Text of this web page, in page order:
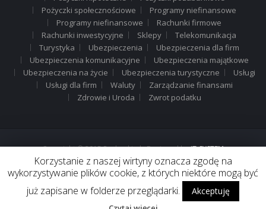
Pożyczki społecznościowe
Programy niefinansowe
Programy niefinansowe
Rachunki firmowe
Rachunki inwestycyjne
Sklepy
Telekomunikacja
Turystyka
Ubezpieczenia
Ubezpieczenia dla firm
Ubezpieczenia komunikacyjne
Ubezpieczenia majątkowe
Ubezpieczenia na życie
Ubezpieczenia turystyczne
Usługi
Usługi dla firm
Waluty
Zarządzanie finansami
Zdrowie i Uroda
Zwrot podatku
Copyright © 2015 Rachunki.pl . Designed byIT-SYSTEM
Korzystanie z naszej wirtyny oznacza zgodę na
wykorzystywanie plików cookie, z których niektóre mogą być
już zapisane w folderze przeglądarki.
Akceptuję